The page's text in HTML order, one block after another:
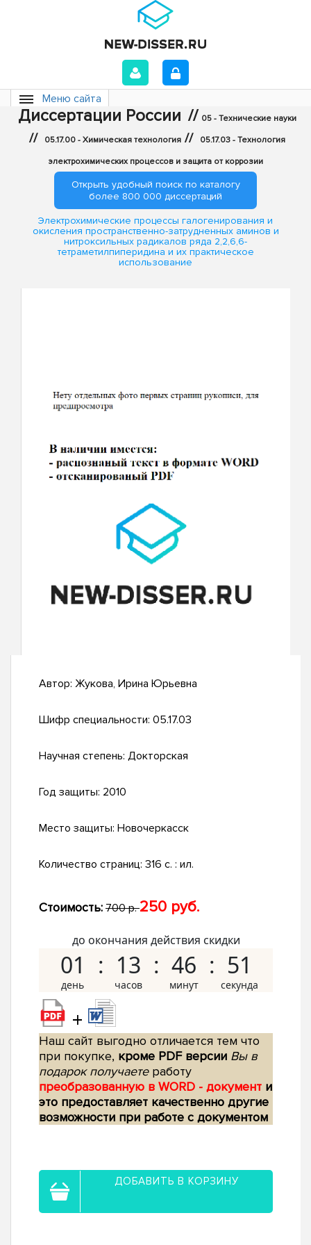
Меню сайта
Диссертации России // 05 - Технические науки
// 05.17.00 - Химическая технология // 05.17.03 - Технология
электрохимических процессов и защита от коррозии
Открыть удобный поиск по каталогу
более 800 000 диссертаций
Электрохимические процессы галогенирования и
окисления пространственно-затрудненных аминов и
нитроксильных радикалов ряда 2,2,6,6-
тетраметилпиперидина и их практическое
использование
Автор: Жукова, Ирина Юрьевна
Шифр специальности: 05.17.03
Научная степень: Докторская
Год защиты: 2010
Место защиты: Новочеркасск
Количество страниц: 316 с. : ил.
Стоимость: 700 р.250 руб.
до окончания действия скидки
01 13 46 50
+
Наш сайт выгодно отличается тем что
при покупке, кроме PDF версии Вы в
подарок получаетеработу
преобразованную в WORD - документ и
это предоставляет качественно другие
возможности при работе с документом
ДОБАВИТЬ В КОРЗИНУ